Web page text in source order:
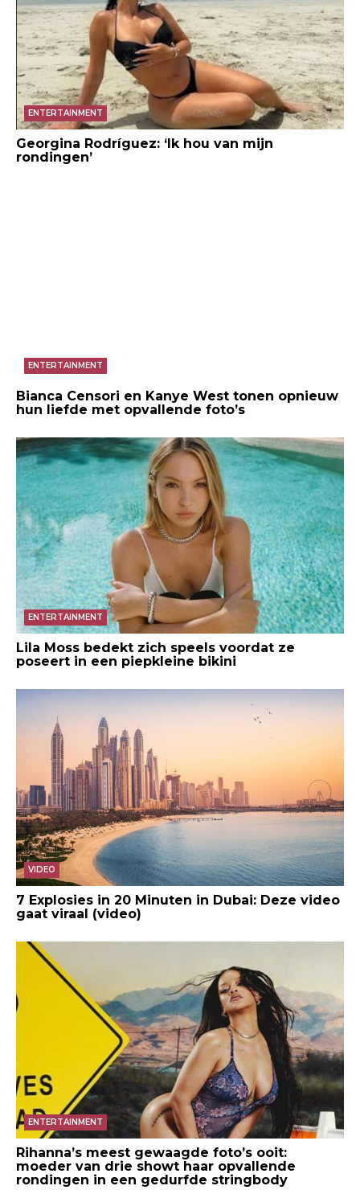
ENTERTAINMENT
Georgina Rodríguez: ‘Ik hou van mijn
rondingen’
ENTERTAINMENT
Bianca Censori en Kanye West tonen opnieuw
hun liefde met opvallende foto’s
ENTERTAINMENT
Lila Moss bedekt zich speels voordat ze
poseert in een piepkleine bikini
VIDEO
7 Explosies in 20 Minuten in Dubai: Deze video
gaat viraal (video)
ENTERTAINMENT
Rihanna’s meest gewaagde foto’s ooit:
moeder van drie showt haar opvallende
rondingen in een gedurfde stringbody